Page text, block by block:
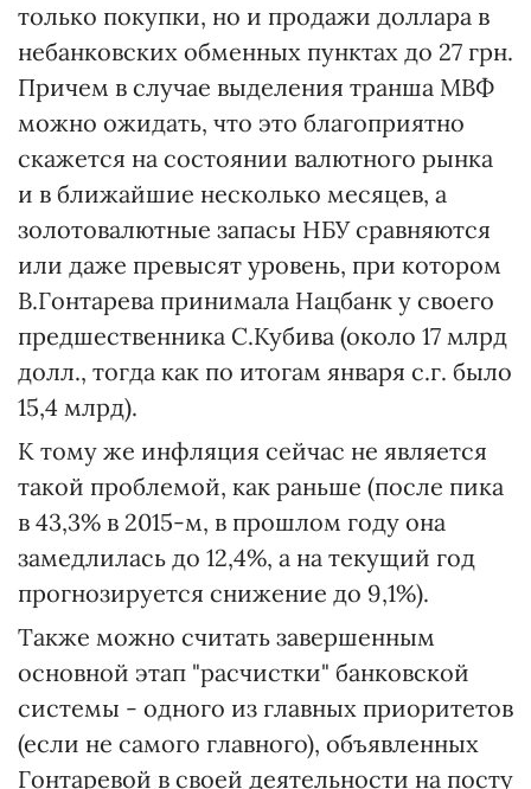
только покупки, но и продажи доллара в
небанковских обменных пунктах до 27 грн.
Причем в случае выделения транша МВФ
можно ожидать, что это благоприятно
скажется на состоянии валютного рынка
и в ближайшие несколько месяцев, а
золотовалютные запасы НБУ сравняются
или даже превысят уровень, при котором
В.Гонтарева принимала Нацбанк у своего
предшественника С.Кубива (около 17 млрд
долл., тогда как по итогам января с.г. было
15,4 млрд).
К тому же инфляция сейчас не является
такой проблемой, как раньше (после пика
в 43,3% в 2015-м, в прошлом году она
замедлилась до 12,4%, а на текущий год
прогнозируется снижение до 9,1%).
Также можно считать завершенным
основной этап "расчистки" банковской
системы - одного из главных приоритетов
(если не самого главного), объявленных
Гонтаревой в своей деятельности на посту